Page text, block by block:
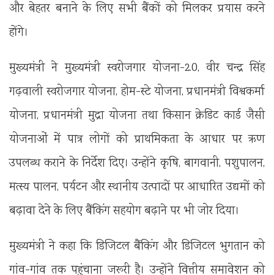
और बेहतर बनाने के लिए सभी बैंकों को मिलकर प्रयास करने
होंगे।
मुख्यमंत्री ने मुख्यमंत्री स्वरोजगार योजना-2.0, वीर चन्द्र सिंह
गढ़वाली स्वरोजगार योजना, होम-स्टे योजना, प्रधानमंत्री विश्वकर्मा
योजना, प्रधानमंत्री मुद्रा योजना तथा किसान क्रेडिट कार्ड जैसी
योजनाओं में पात्र लोगों को प्राथमिकता के आधार पर ऋण
उपलब्ध कराने के निर्देश दिए। उन्होंने कृषि, बागवानी, पशुपालन,
मत्स्य पालन, पर्यटन और स्थानीय उत्पादों पर आधारित उद्यमों को
बढ़ावा देने के लिए बैंकिंग सहयोग बढ़ाने पर भी जोर दिया।
मुख्यमंत्री ने कहा कि डिजिटल बैंकिंग और डिजिटल भुगतान को
गांव-गांव तक पहुंचाना जरूरी है। उन्होंने वित्तीय समावेशन को